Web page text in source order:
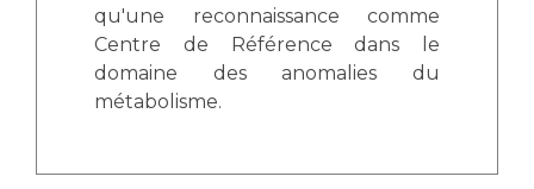
Vos représentants
La Commission Des Usagers (CDU)
Fournisseurs
qu'une reconnaissance comme
Centre de Référence dans le
domaine des anomalies du
métabolisme.